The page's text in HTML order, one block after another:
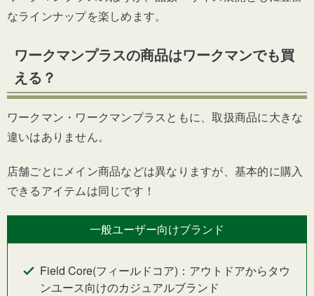
なラインナップを楽しめます。
ワークマンプラスの商品はワークマンでも買
える？
ワークマン・ワークマンプラスともに、取扱商品に大きな
違いはありません。
店舗ごとにメイン商品などは異なりますが、基本的に購入
できるアイテムは同じです！
一般ユーザー向けブランド
Field Core(フィールドコア)：アウトドアからタウ
ンユース向けのカジュアルブランド